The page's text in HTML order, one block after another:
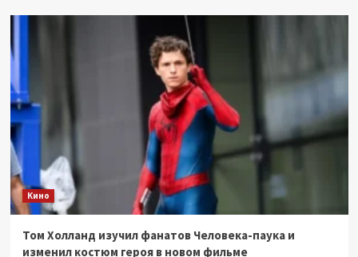
Кино
Том Холланд изучил фанатов Человека-паука и
изменил костюм героя в новом фильме